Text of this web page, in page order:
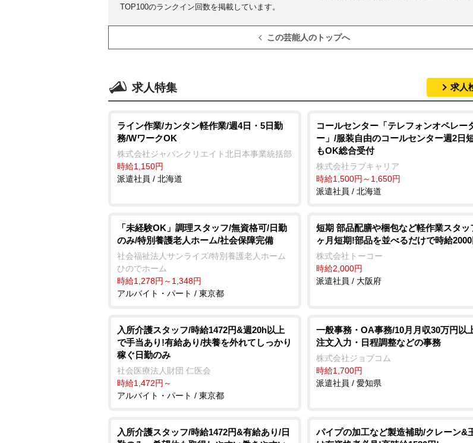
TOP100のランクイン回数を掲載しています。
この芸能人のトップへ
求人特集 求人
ライン作業/カンタン軽作業/週4日・5日勤
務/WワークOK
株式会社ジャパンクリエイト北日本事業統括部
時給1,150円
派遣社員 / 北海道
コールセンター「テレフォンオペレー
ー」/服装自由のコールセンター週2日
もOK総合受付
株式会社ラブキャリア
時給1,500円～1,650円
派遣社員 / 北海道
「未経験OK」調理スタッフ/無資格可/日勤
のみ/特別養護老人ホーム/社会保障完備
社会福祉法人サンライズ/特別養護老人ホーム
ひのでホーム
時給1,278円～1,348円
アルバイト・パート / 東京都
短期 部品配膳や梱包など軽作業スタッ
ヶ月短期!部品を並べるだけで時給2000
株式会社トーコー
時給2,000円
派遣社員 / 大阪府
入所介護スタッフ/時給1472円&週20h以上
で手当あり!有給あり/扶養を外れてしっかり
稼ぐ日勤のみ
社会医療法人財団 仁医会
時給1,472円～
アルバイト・パート / 東京都
一般事務・OA事務/10月月収30万円以
注文入力・日程調整などの事務
株式会社ジョブコム
時給1,700円
派遣社員 / 愛知県
入所介護スタッフ/時給1472円&有給あり/日
パイプの加工など製造補助/クレーン&